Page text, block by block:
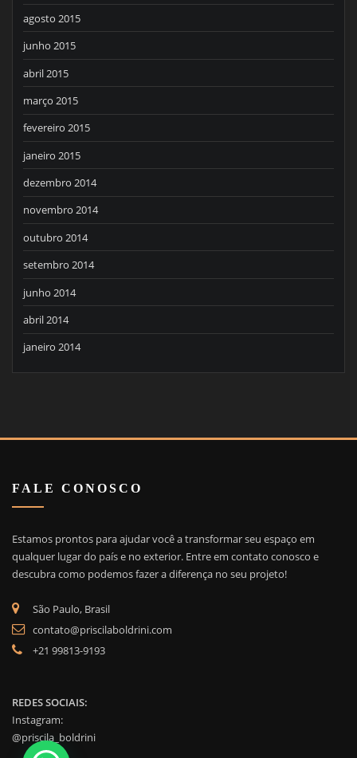
agosto 2015
junho 2015
abril 2015
março 2015
fevereiro 2015
janeiro 2015
dezembro 2014
novembro 2014
outubro 2014
setembro 2014
junho 2014
abril 2014
janeiro 2014
FALE CONOSCO
Estamos prontos para ajudar você a transformar seu espaço em
qualquer lugar do país e no exterior. Entre em contato conosco e
descubra como podemos fazer a diferença no seu projeto!
São Paulo, Brasil
contato@priscilaboldrini.com
+21 99813-9193
REDES SOCIAIS:
Instagram:
@priscila_boldrini